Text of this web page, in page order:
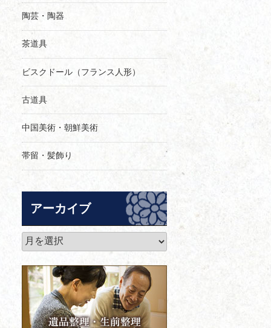
陶芸・陶器
茶道具
ビスクドール（フランス人形）
古道具
中国美術・朝鮮美術
帯留・髪飾り
アーカイブ
ア
ー
カ
イ
ブ